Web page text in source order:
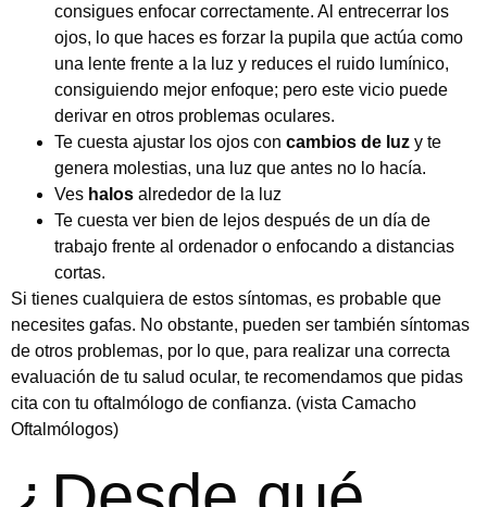
consigues enfocar correctamente. Al entrecerrar los
ojos, lo que haces es forzar la pupila que actúa como
una lente frente a la luz y reduces el ruido lumínico,
consiguiendo mejor enfoque; pero este vicio puede
derivar en otros problemas oculares.
Te cuesta ajustar los ojos con cambios de luz y te
genera molestias, una luz que antes no lo hacía.
Ves halos alrededor de la luz
Te cuesta ver bien de lejos después de un día de
trabajo frente al ordenador o enfocando a distancias
cortas.
Si tienes cualquiera de estos síntomas, es probable que
necesites gafas. No obstante, pueden ser también síntomas
de otros problemas, por lo que, para realizar una correcta
evaluación de tu salud ocular, te recomendamos que pidas
cita con tu oftalmólogo de confianza. (vista Camacho
Oftalmólogos)